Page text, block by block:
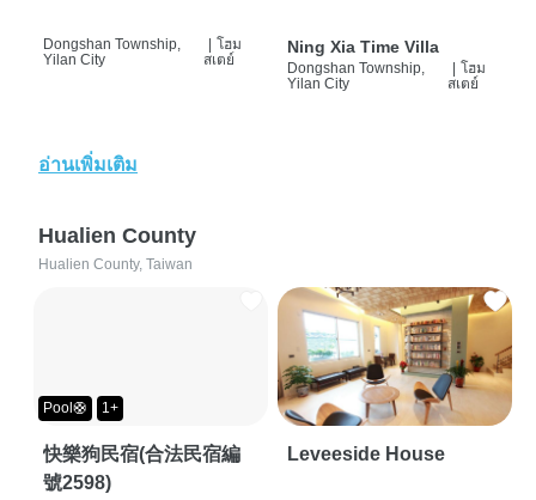
Dongshan Township,
Yilan City
โฮม
สเตย์
Ning Xia Time Villa
Dongshan Township,
Yilan City
โฮม
สเตย์
อ่านเพิ่มเติม
Hualien County
Hualien County, Taiwan
Pool🛟 1+
快樂狗民宿(合法民宿編
號2598)
Leveeside House